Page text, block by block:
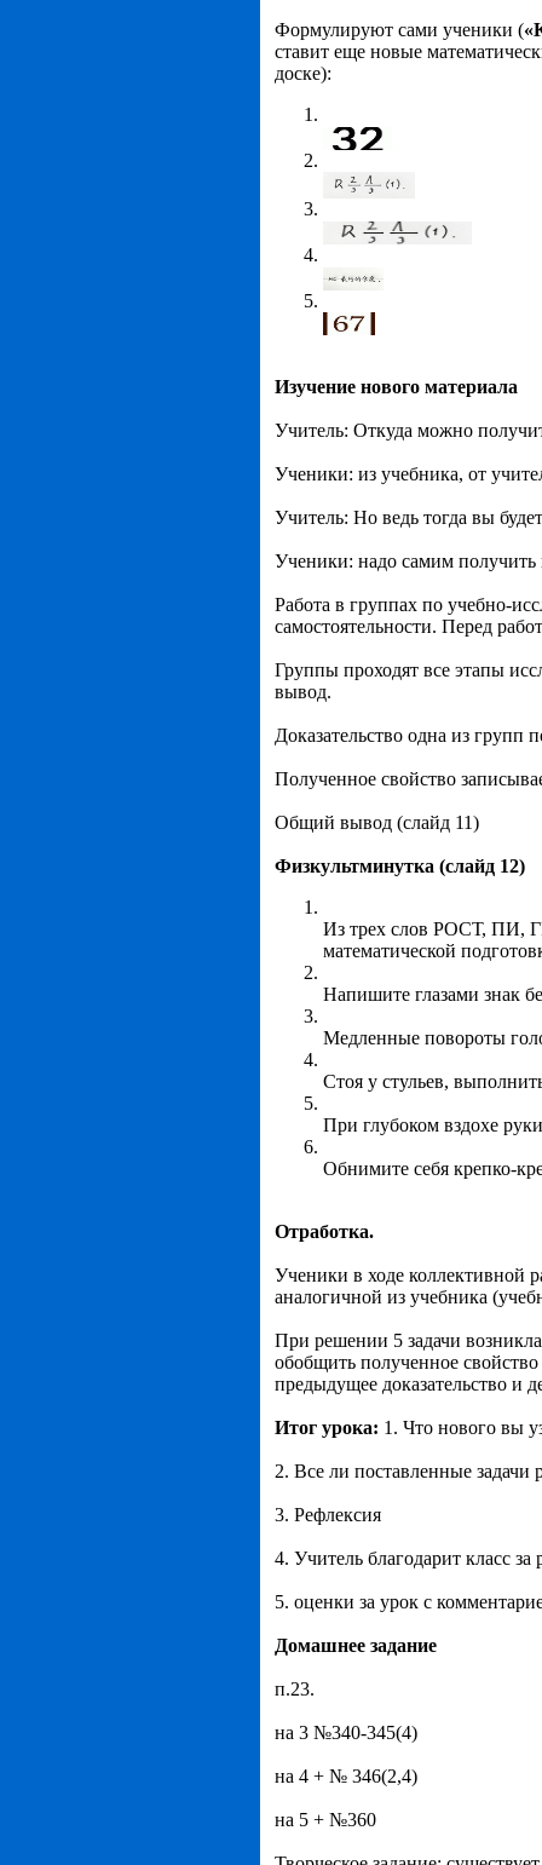
Формулируют сами ученики (
ставит еще новые
доске):
Изучение нового материала
Учитель: Откуда можно
Ученики: из учебника, от
Учитель: Но ведь тогда вы
Ученики: надо самим получить
Работа в группах по учебно-
самостоятельности. Перед
Группы проходят все этапы
вывод.
Доказательство одна из групп
Полученное свойство
Общий вывод (слайд 11)
Физкультминутка (слайд 12)
Из трех слов РОСТ, ПИ,
математической
Напишите глазами знак
Медленные повороты
Стоя у стульев,
При глубоком вздохе
Обнимите себя крепко-
Отработка.
Ученики в ходе коллективной
аналогичной из учебника
При решении 5 задачи
обобщить полученное
предыдущее доказательство и
Итог урока: 1. Что нового вы
2. Все ли поставленные задачи
3. Рефлексия
4. Учитель благодарит класс
5. оценки за урок с
Домашнее задание
п.23.
на 3 №340-345(4)
на 4 + № 346(2,4)
на 5 + №360